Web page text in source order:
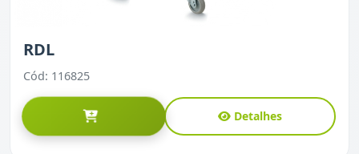
RDL
Cód: 116825
Detalhes